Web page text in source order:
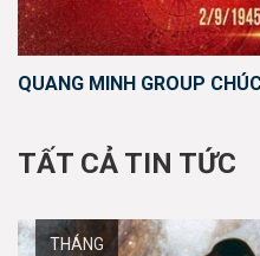
TẤT CẢ TIN TỨC
THÁNG